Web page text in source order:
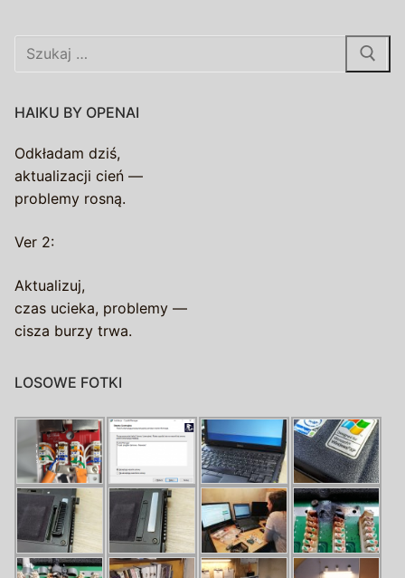
Szukaj:
HAIKU BY OPENAI
Odkładam dziś,
aktualizacji cień —
problemy rosną.
Ver 2:
Aktualizuj,
czas ucieka, problemy —
cisza burzy trwa.
LOSOWE FOTKI